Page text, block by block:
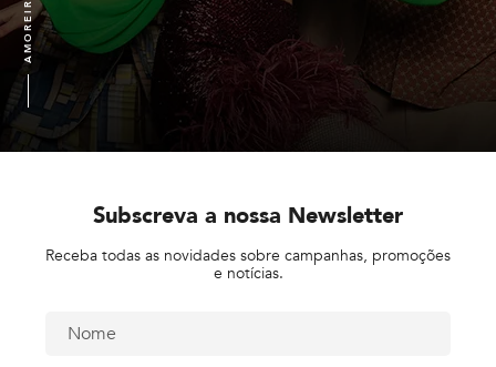
Subscreva a nossa Newsletter
Receba todas as novidades sobre campanhas, promoções
e notícias.